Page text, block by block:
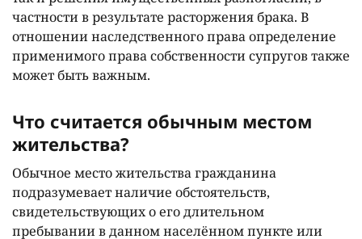
частности в результате расторжения брака. В
отношении наследственного права определение
применимого права собственности супругов также
может быть важным.
Что считается обычным местом
жительства?
Обычное место жительства гражданина
подразумевает наличие обстоятельств,
свидетельствующих о его длительном
пребывании в данном населённом пункте или